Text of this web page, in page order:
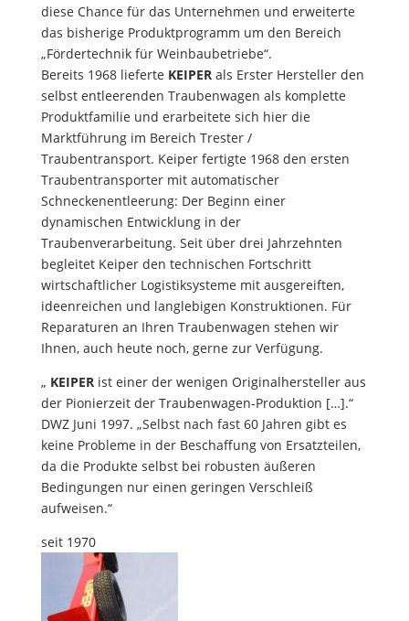
diese Chance für das Unternehmen und erweiterte
das bisherige Produktprogramm um den Bereich
„Fördertechnik für Weinbaubetriebe“.
Bereits 1968 lieferte KEIPERals Erster Hersteller den
selbst entleerenden Traubenwagen als komplette
Produktfamilie und erarbeitete sich hier die
Marktführung im Bereich Trester /
Traubentransport. Keiper fertigte 1968 den ersten
Traubentransporter mit automatischer
Schneckenentleerung: Der Beginn einer
dynamischen Entwicklung in der
Traubenverarbeitung. Seit über drei Jahrzehnten
begleitet Keiper den technischen Fortschritt
wirtschaftlicher Logistiksysteme mit ausgereiften,
ideenreichen und langlebigen Konstruktionen. Für
Reparaturen an Ihren Traubenwagen stehen wir
Ihnen, auch heute noch, gerne zur Verfügung.
„ KEIPERist einer der wenigen Originalhersteller aus
der Pionierzeit der Traubenwagen-Produktion […].“
DWZ Juni 1997. „Selbst nach fast 60 Jahren gibt es
keine Probleme in der Beschaffung von Ersatzteilen,
da die Produkte selbst bei robusten äußeren
Bedingungen nur einen geringen Verschleiß
aufweisen.“
seit 1970